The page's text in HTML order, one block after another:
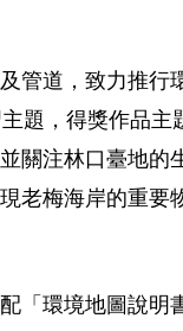
管道，致力推行
題，得獎作品
關注林口臺地
老梅海岸的重
「環境地圖說明